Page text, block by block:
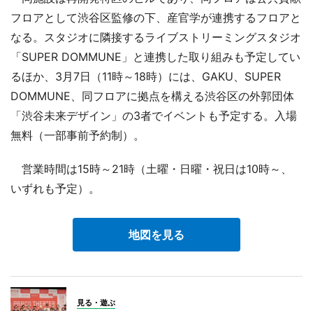
フロアとして渋谷区監修の下、産官学が連携するフロアと
なる。スタジオに隣接するライブストリーミングスタジオ
「SUPER DOMMUNE」と連携した取り組みも予定してい
るほか、3月7日（11時～18時）には、GAKU、SUPER
DOMMUNE、同フロアに拠点を構える渋谷区の外郭団体
「渋谷未来デザイン」の3者でイベントも予定する。入場
無料（一部事前予約制）。
営業時間は15時～21時（土曜・日曜・祝日は10時～、
いずれも予定）。
地図を見る
見る・遊ぶ